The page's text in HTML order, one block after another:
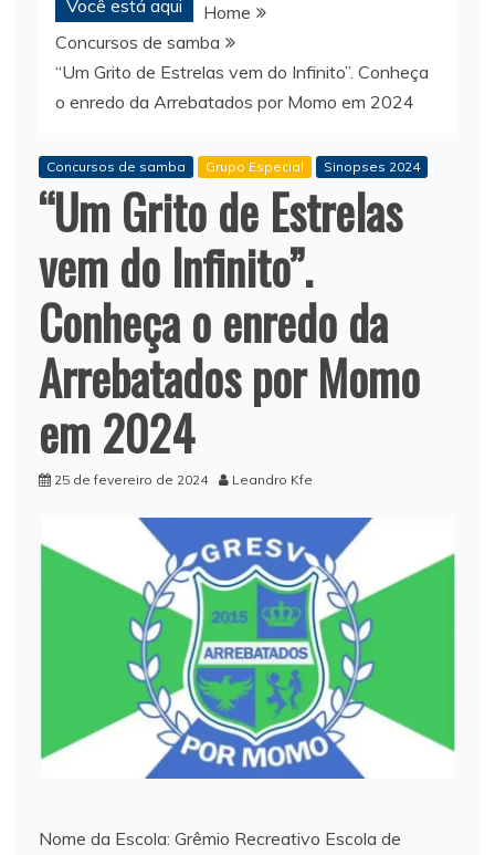
Você está aqui
Home
Concursos de samba
“Um Grito de Estrelas vem do Infinito”. Conheça
o enredo da Arrebatados por Momo em 2024
Concursos de samba Grupo Especial Sinopses 2024
“Um Grito de Estrelas
vem do Infinito”.
Conheça o enredo da
Arrebatados por Momo
em 2024
25 de fevereiro de 2024 Leandro Kfe
Nome da Escola: Grêmio Recreativo Escola de